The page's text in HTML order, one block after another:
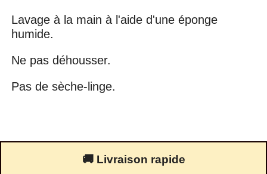
Lavage à la main à l'aide d'une éponge
humide.
Ne pas déhousser.
Pas de sèche-linge.
🚚 Livraison rapide